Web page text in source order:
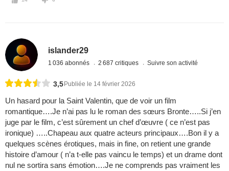
islander29
1 036 abonnés 2 687 critiques Suivre son activité
3,5 Publiée le 14 février 2026
Un hasard pour la Saint Valentin, que de voir un film
romantique….Je n’ai pas lu le roman des sœurs Bronte…..Si j’en
juge par le film, c’est sûrement un chef d’œuvre ( ce n’est pas
ironique) …..Chapeau aux quatre acteurs principaux….Bon il y a
quelques scènes érotiques, mais in fine, on retient une grande
histoire d’amour ( n’a t-elle pas vaincu le temps) et un drame dont
nul ne sortira sans émotion….Je ne comprends pas vraiment les